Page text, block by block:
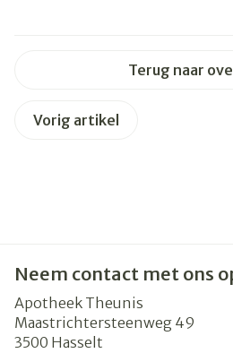
Terug naar
Vorig artikel
Neem contact met ons
Apotheek Theunis
Maastrichtersteenweg 49
3500 Hasselt